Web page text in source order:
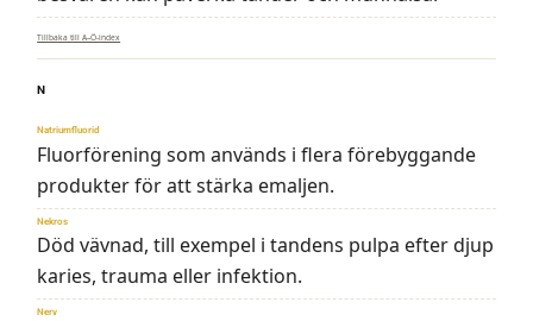
Tillbaka till A–Ö-index
N
Natriumfluorid
Fluorförening som används i flera förebyggande
produkter för att stärka emaljen.
Nekros
Död vävnad, till exempel i tandens pulpa efter djup
karies, trauma eller infektion.
Nerv